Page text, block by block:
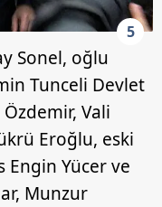
5
Sonel, oğlu
Tunceli Devlet
Vali
Eroğlu, eski
Engin Yücer ve
Munzur